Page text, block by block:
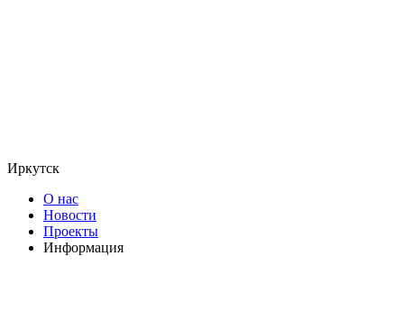
Иркутск
О нас
Новости
Проекты
Информация